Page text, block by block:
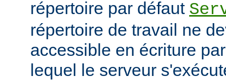
répertoire par défaut
répertoire de travail ne
accessible en écriture
lequel le serveur